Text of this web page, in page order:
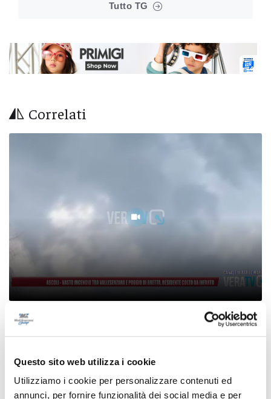
Questo sito web utilizza i cookie
Utilizziamo i cookie per personalizzare contenuti ed
annunci, per fornire funzionalità dei social media e per
Tutto TG
Correlati
Ascoli - Vasto incendio tra Vallesenzana e
Poggio di Bretta, residente colto da infarto